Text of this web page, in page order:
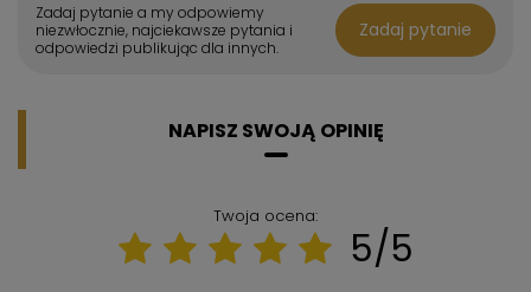
Zadaj pytanie a my odpowiemy
niezwłocznie, najciekawsze pytania i
odpowiedzi publikując dla innych.
Zadaj pytanie
NAPISZ SWOJĄ OPINIĘ
Twoja ocena:
5/5